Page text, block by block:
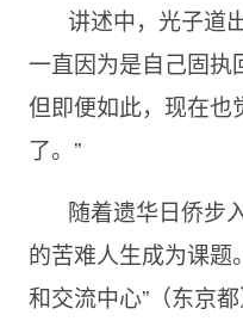
讲述中，光子道
一直因为是自己固执
但即便如此，现在也
了。”
随着遗华日侨步
的苦难人生成为课题
和交流中心”（东京